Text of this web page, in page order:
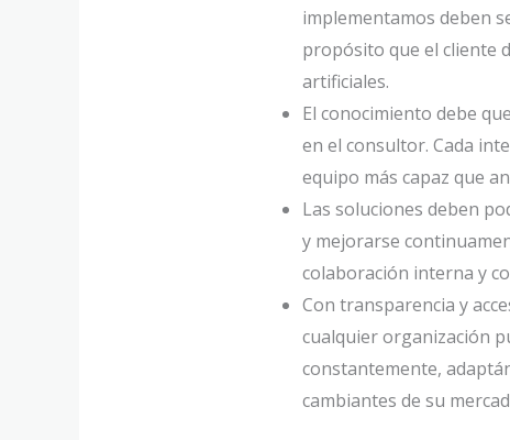
implementamos deben
propósito que el cliente
artificiales.
El conocimiento debe
en el consultor. Cada
equipo más capaz que
Las soluciones deben
y mejorarse
colaboración interna y
Con transparencia y
cualquier organización
constantemente,
cambiantes de su